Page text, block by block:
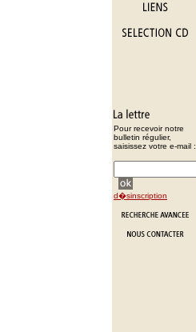
Pour recevoir notre
bulletin régulier,
saisissez votre e-mail :
d�sinscription